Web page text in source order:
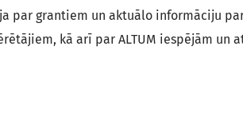
par grantiem un aktuālo informāciju
kā arī par ALTUM iespējām un